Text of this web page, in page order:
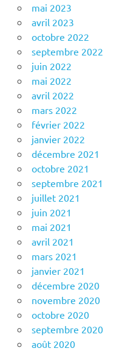
mai 2023
avril 2023
octobre 2022
septembre 2022
juin 2022
mai 2022
avril 2022
mars 2022
février 2022
janvier 2022
décembre 2021
octobre 2021
septembre 2021
juillet 2021
juin 2021
mai 2021
avril 2021
mars 2021
janvier 2021
décembre 2020
novembre 2020
octobre 2020
septembre 2020
août 2020